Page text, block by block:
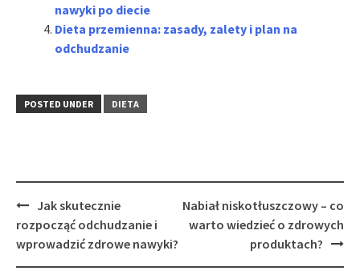
nawyki po diecie
Dieta przemienna: zasady, zalety i plan na
odchudzanie
POSTED UNDER DIETA
Post
navigation
Jak skutecznie
rozpocząć odchudzanie i
wprowadzić zdrowe nawyki?
Nabiał niskotłuszczowy – co
warto wiedzieć o zdrowych
produktach?